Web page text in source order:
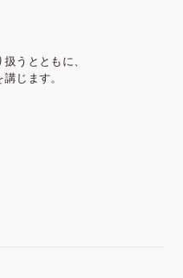
うとともに、
じます。